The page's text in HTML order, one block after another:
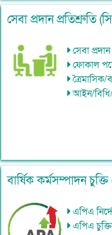
সেবা প্রদান প্রতিশ্রুতি
সেবা
ফোকাল
ত্রৈমাসিক/
আইন/বিধি/
বার্ষিক কর্মসম্পাদন
এপিএ
এপিএ